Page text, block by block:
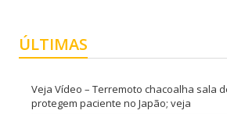
ÚLTIMAS
Veja Vídeo – Terremoto chacoalha sala
protegem paciente no Japão; veja